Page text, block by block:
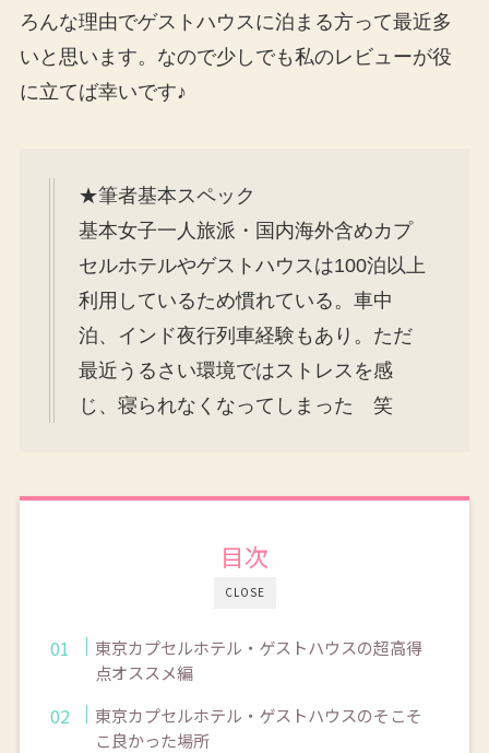
ろんな理由でゲストハウスに泊まる方って最近多
いと思います。なので少しでも私のレビューが役
に立てば幸いです♪
★筆者基本スペック
基本女子一人旅派・国内海外含めカプ
セルホテルやゲストハウスは100泊以上
利用しているため慣れている。車中
泊、インド夜行列車経験もあり。ただ
最近うるさい環境ではストレスを感
じ、寝られなくなってしまった 笑
CLOSE
目次
東京カプセルホテル・ゲストハウスの超高得
点オススメ編
東京カプセルホテル・ゲストハウスのそこそ
こ良かった場所